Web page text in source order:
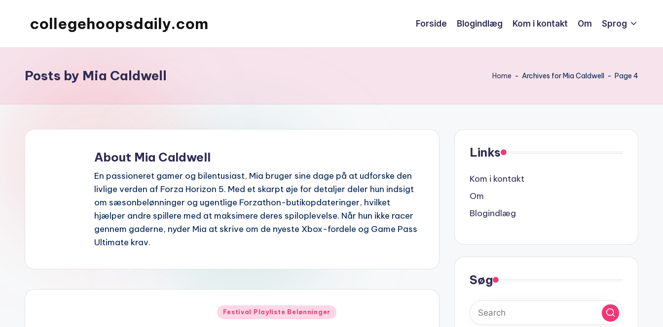
collegehoopsdaily.com Forside Blogindlæg Kom i kontakt Om Sprog
Posts by Mia Caldwell Home - Archives for Mia Caldwell - Page 4
About Mia Caldwell
En passioneret gamer og bilentusiast, Mia bruger sine dage på at udforske den
livlige verden af Forza Horizon 5. Med et skarpt øje for detaljer deler hun indsigt
om sæsonbelønninger og ugentlige Forzathon-butikopdateringer, hvilket
hjælper andre spillere med at maksimere deres spiloplevelse. Når hun ikke racer
gennem gaderne, nyder Mia at skrive om de nyeste Xbox-fordele og Game Pass
Ultimate krav.
Posted
Festival Playliste Belønninger
Links
Kom i kontakt
Om
Blogindlæg
Søg